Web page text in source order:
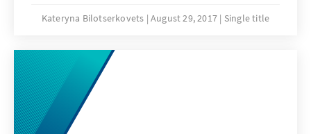
Разумкова) wurde im Juni 2017 in
Ukraine der Konrad-Adenauer-Stiftung (KAS)
ausgearbeitet und während des erneuten
trilateralen Expertentreffens vorgestellt, das
vom 20.- 23. August 2017 im KAS-
Konferenzzentrum Villa la Collina in
Kateryna Bilotserkovets August 29, 2017 Single title